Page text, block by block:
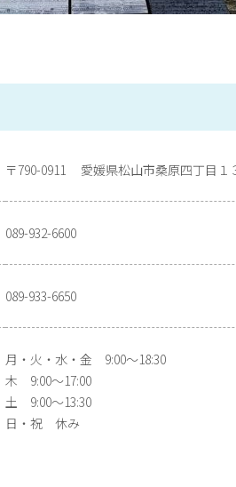
〒790-0911 愛媛県松山市桑原四丁目１
089-932-6600
089-933-6650
月・火・水・金 9:00〜18:30
木 9:00〜17:00
土 9:00〜13:30
日・祝 休み